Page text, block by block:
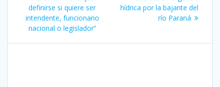
entradas
definirse si quiere ser
intendente, funcionario
nacional o legislador”
hídrica por la bajante del
río Paraná